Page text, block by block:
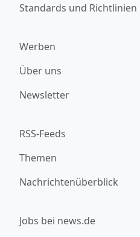
Standards und Richtlinien
Werben
Über uns
Newsletter
RSS-Feeds
Themen
Nachrichtenüberblick
Jobs bei news.de